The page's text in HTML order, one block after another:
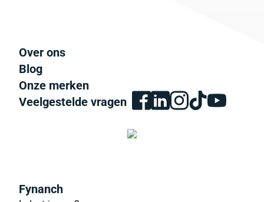
Over ons
Blog
Onze merken
Veelgestelde vragen
Fynanch